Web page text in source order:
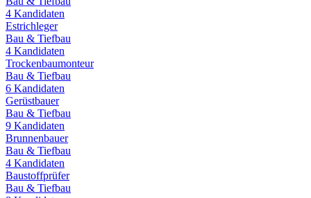
4 Kandidaten
Estrichleger
Bau & Tiefbau
4 Kandidaten
Trockenbaumonteur
Bau & Tiefbau
6 Kandidaten
Gerüstbauer
Bau & Tiefbau
9 Kandidaten
Brunnenbauer
Bau & Tiefbau
4 Kandidaten
Baustoffprüfer
Bau & Tiefbau